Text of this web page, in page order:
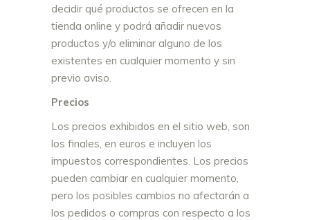
decidir qué productos se ofrecen en la
tienda online y podrá añadir nuevos
productos y/o eliminar alguno de los
existentes en cualquier momento y sin
previo aviso.
Precios
Los precios exhibidos en el sitio web, son
los finales, en euros e incluyen los
impuestos correspondientes. Los precios
pueden cambiar en cualquier momento,
pero los posibles cambios no afectarán a
los pedidos o compras con respecto a los